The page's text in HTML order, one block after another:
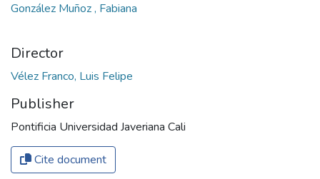
González Muñoz , Fabiana
Director
Vélez Franco, Luis Felipe
Publisher
Pontificia Universidad Javeriana Cali
Cite document